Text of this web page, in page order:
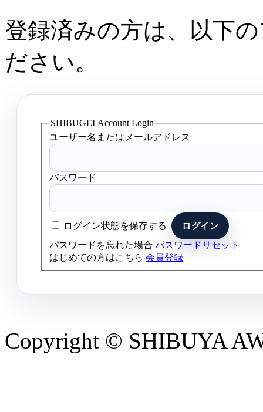
登録済みの方は、以下
ださい。
SHIBUGEI Account Login
ユーザー名またはメールアドレス
パスワード
ログイン状態を保存する
パスワードを忘れた場合パスワードリセット
はじめての方はこちら会員登録
Copyright © SHIBUYA